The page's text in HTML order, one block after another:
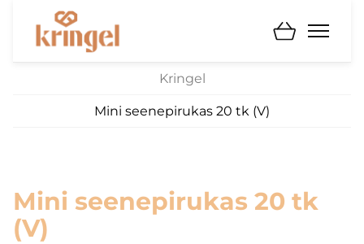
Kringel
Mini seenepirukas 20 tk (V)
Mini seenepirukas 20 tk
(V)